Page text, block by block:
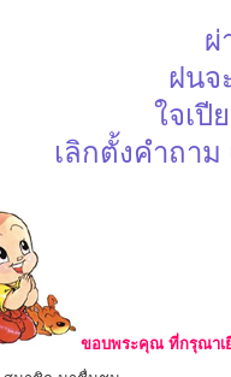
ผ่
ฝนจ
ใจเปี
เลิกตั้งคำถา
ขอบพระคุณ ที่กรุณาเ